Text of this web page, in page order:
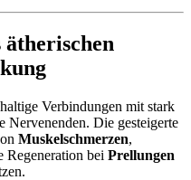
ätherischen
Verbindungen mit stark
Nervenenden. Die gesteigerte
Muskelschmerzen,
Regeneration bei Prellungen